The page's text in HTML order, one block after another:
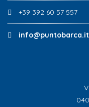
+39 392 60 57 557
info@puntobarca.it